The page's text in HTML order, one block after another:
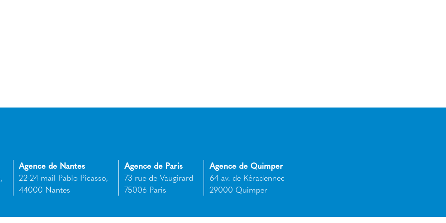
Agence de Nantes
22-24 mail Pablo Picasso,
44000 Nantes
Agence de Paris
73 rue de Vaugirard
75006 Paris
Agence de Quimper
64 av. de Kéradennec
29000 Quimper